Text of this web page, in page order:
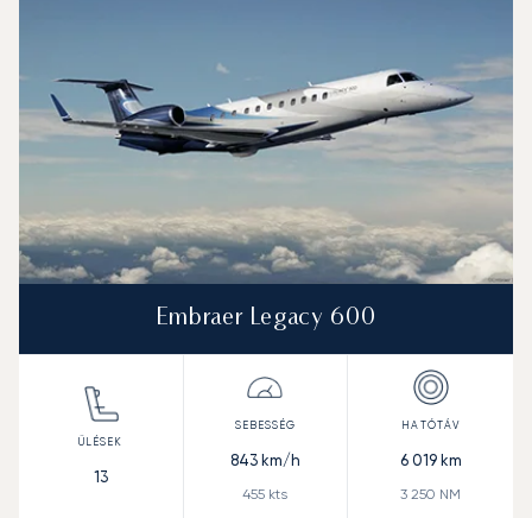
Embraer Legacy 600
13
843km/h
455 kts
6 019km
3 250 NM